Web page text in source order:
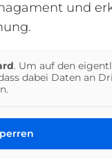
und
. Um auf den
dabei Daten an